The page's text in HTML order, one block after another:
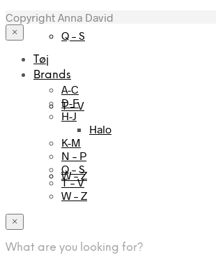
Q – S
T – V
W – Z
Copyright Anna David
×
Tøj
Brands
A-C
D-F
H-J
Halo
K-M
N – P
Q – S
T – V
W – Z
×
What are you looking for?